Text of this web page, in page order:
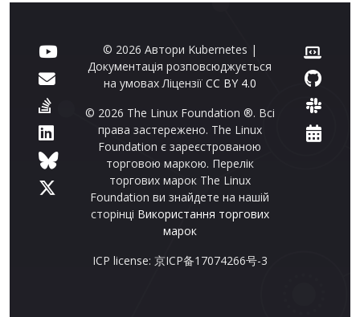
© 2026 Автори Kubernetes |
Документація розповсюджується
на умовах Ліцензії CC BY 4.0
© 2026 The Linux Foundation ®. Всі
права застережено. The Linux
Foundation є зареєстрованою
торговою маркою. Перелік
торгових марок The Linux
Foundation ви знайдете на нашій
сторінці Використання торгових
марок
ICP license: 京ICP备17074266号-3